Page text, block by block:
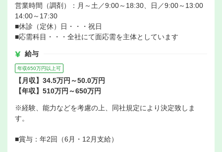
営業時間（調剤）：月～土／9:00～18:30、日／9:00～13:00
14:00～17:30
■休診（定休）日・・・祝日
■応需科目・・・全社にて面応需を主体としています
給与
年収650万円以上可
【月収】34.5万円～50.0万円
【年収】510万円～650万円
※経験、能力などを考慮の上、同社規定により決定致しま
す。
■賞与：年2回（6月・12月支給）